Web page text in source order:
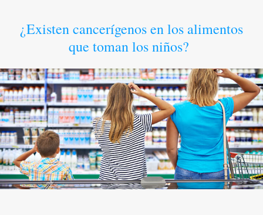
¿Existen cancerígenos en los alimentos
que toman los niños?